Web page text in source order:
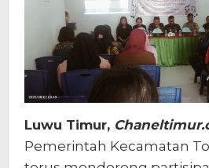
Luwu Timur,
Pemerintah Kecamatan